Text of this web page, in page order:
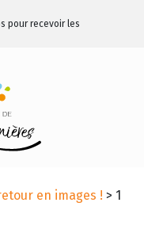
pour recevoir les
en images ! > 1